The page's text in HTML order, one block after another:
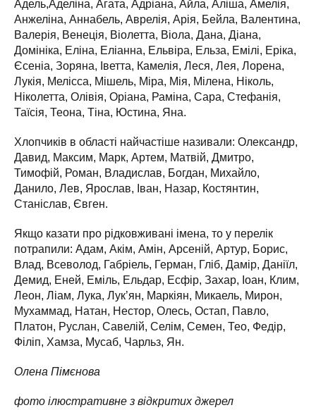
Адель,Аделіна, Агата, Адріана, Айла, Аліша, Амелія,
Анжеліна, Аннабель, Аврелія, Арія, Бейла, Валентина,
Валерія, Венеція, Віолетта, Віола, Дана, Діана,
Домініка, Еліна, Еліанна, Ельвіра, Ельза, Емілі, Еріка,
Єсеніа, Зоряна, Іветта, Камелія, Леся, Лея, Лорена,
Лукія, Мелісса, Мішель, Міра, Мія, Мілена, Ніколь,
Ніколетта, Олівія, Оріана, Раміна, Сара, Стефанія,
Таїсія, Теона, Тіна, Юстина, Яна.
Хлопчиків в області найчастіше називали: Олександр,
Давид, Максим, Марк, Артем, Матвій, Дмитро,
Тимофій, Роман, Владислав, Богдан, Михайло,
Данило, Лев, Ярослав, Іван, Назар, Костянтин,
Станіслав, Євген.
Якщо казати про рідковживані імена, то у перелік
потрапили: Адам, Акім, Амін, Арсеній, Артур, Борис,
Влад, Всеволод, Габріель, Герман, Гліб, Дамір, Даніїл,
Демид, Еней, Еміль, Ельдар, Есфір, Захар, Іоан, Клим,
Леон, Ліам, Лука, Лук’ян, Маркіян, Микаель, Мирон,
Мухаммад, Натан, Нестор, Олесь, Остап, Павло,
Платон, Руслан, Савелій, Селім, Семен, Тео, Федір,
Філіп, Хамза, Мусаб, Чарльз, Ян.
Олена Пімєнова
фото ілюстративне з відкритих джерел